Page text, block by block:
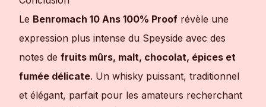
Le Benromach 10 Ans 100% Proof révèle une
expression plus intense du Speyside avec des
notes de fruits mûrs, malt, chocolat, épices et
fumée délicate. Un whisky puissant, traditionnel
et élégant, parfait pour les amateurs recherchant